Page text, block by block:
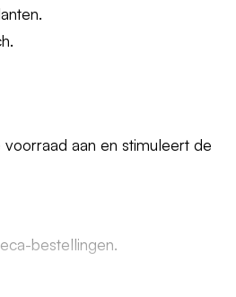
aan en stimuleert de
bestellingen.